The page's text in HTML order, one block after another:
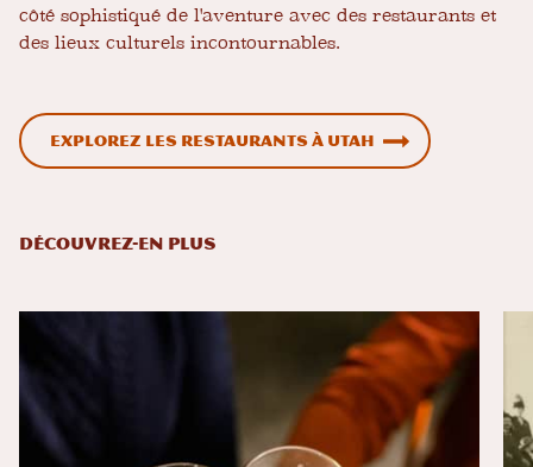
côté sophistiqué de l'aventure avec des restaurants et
des lieux culturels incontournables.
Explorez les restaurants à Utah
DÉCOUVREZ-EN PLUS